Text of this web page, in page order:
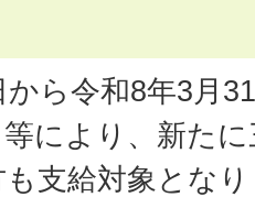
ら令和8年3月
により、新た
支給対象とな